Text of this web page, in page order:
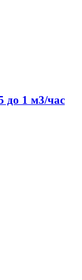
до 1 м3/час